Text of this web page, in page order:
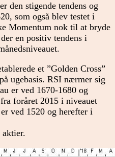
den stigende tendens og
som også blev testet i
Momentum nok til at bryde
en positiv tendens i
et ”Golden Cross”
ugebasis. RSI nærmer sig
er ved 1670-1680 og
foråret 2015 i niveauet
ved 1520 og herefter i
aktier.